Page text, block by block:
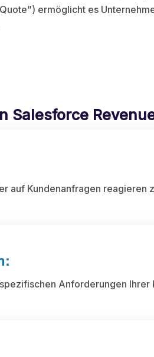
ermöglicht es
Salesforce
auf Kundenanfragen reagieren
Anforderungen Ihrer